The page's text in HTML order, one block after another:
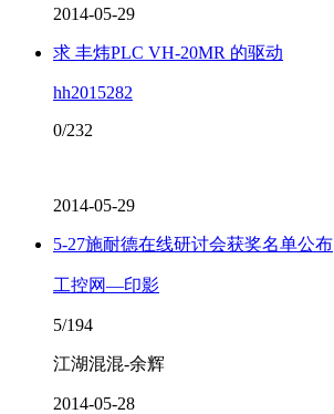
2014-05-29
求 丰炜PLC VH-20MR 的驱动
hh2015282
0/232
2014-05-29
5-27施耐德在线研讨会获奖名单公布
工控网—印影
5/194
江湖混混-余辉
2014-05-28